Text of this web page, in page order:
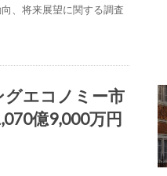
、将来展望に関する調査
グエコノミー市
億9,000万円